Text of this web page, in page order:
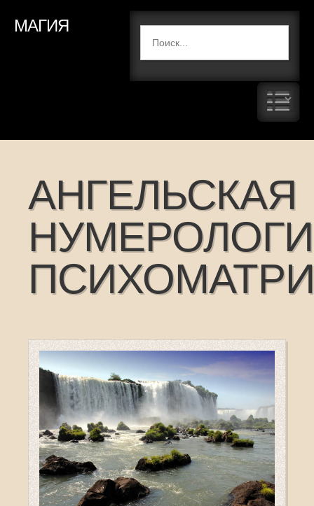
МАГИЯ
АНГЕЛЬСКАЯ